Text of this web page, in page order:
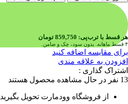
هر قسط با ترب‌پی: 859,750 تومان
۴ قسط ماهانه. بدون سود، چک و ضامن.
برای مقایسه اضافه کنید
افزودن به علاقه مندی
اشتراک گذاری :
13 نفر در حال مشاهده محصول هستند
از فروشگاه وودمارت تحویل بگیرید